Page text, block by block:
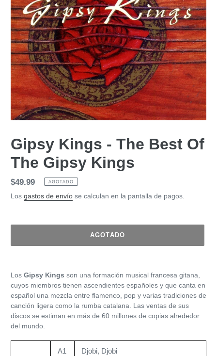
Gipsy Kings - The Best Of
The Gipsy Kings
Precio
habitual
$49.99 AGOTADO
Los gastos de envío se calculan en la pantalla de pagos.
AGOTADO
producto
Los Gipsy Kings son una formación musical francesa gitana,
cuyos miembros tienen ascendientes españoles​ y que canta en
español una mezcla entre flamenco, pop y varias tradiciones de
canción ligera como la rumba catalana. Las ventas de sus
discos se estiman en más de 60 millones de copias alrededor
del mundo.
A1 Djobi, Djobi